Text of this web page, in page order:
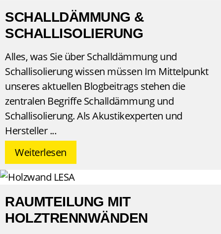
SCHALLDÄMMUNG &
SCHALLISOLIERUNG
Alles, was Sie über Schalldämmung und
Schallisolierung wissen müssen Im Mittelpunkt
unseres aktuellen Blogbeitrags stehen die
zentralen Begriffe Schalldämmung und
Schallisolierung. Als Akustikexperten und
Hersteller
Weiterlesen
RAUMTEILUNG MIT
HOLZTRENNWÄNDEN